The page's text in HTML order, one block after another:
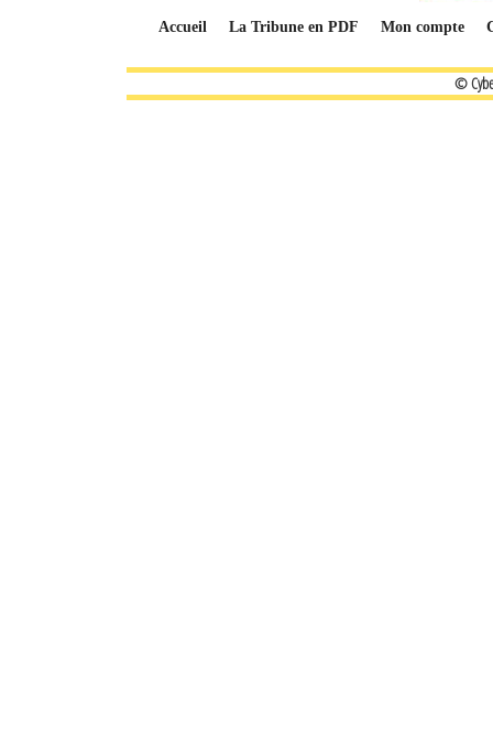
Accueil La Tribune en PDF Mon compte
©